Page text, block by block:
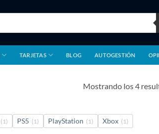
TARJETAS BLOG AUTOGESTIÓN
Mostrando los 4
(1) PS5 (1) PlayStation (1) Xbox (1)